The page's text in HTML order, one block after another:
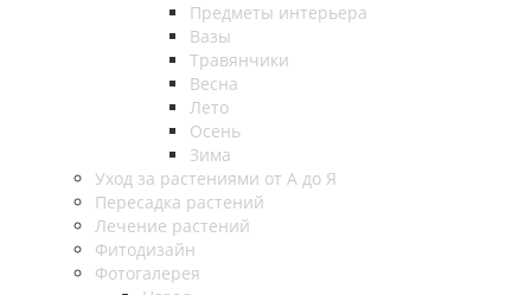
Предметы интерьера
Вазы
Травянчики
Весна
Лето
Осень
Зима
Уход за растениями от А до Я
Пересадка растений
Лечение растений
Фитодизайн
Фотогалерея